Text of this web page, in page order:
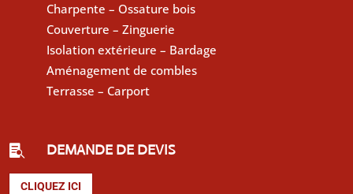
Charpente – Ossature bois
Couverture – Zinguerie
Isolation extérieure – Bardage
Aménagement de combles
Terrasse – Carport
 DEMANDE DE DEVIS
CLIQUEZ ICI